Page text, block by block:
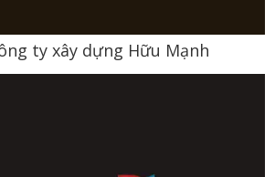
ty xây dựng Hữu Mạnh